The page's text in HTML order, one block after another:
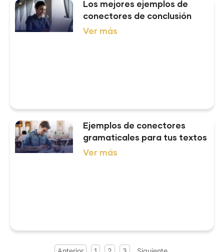
Los mejores ejemplos de
conectores de conclusión
Ver más
Ejemplos de conectores
gramaticales para tus textos
Ver más